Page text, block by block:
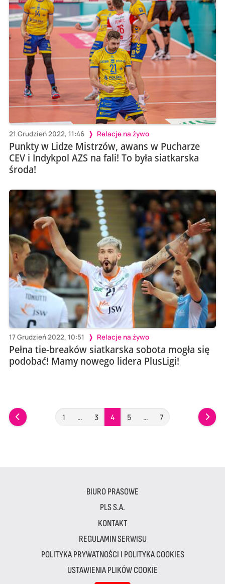
21 Grudzień 2022, 11:46 Relacje na żywo
Punkty w Lidze Mistrzów, awans w Pucharze
CEV i Indykpol AZS na fali! To była siatkarska
środa!
17 Grudzień 2022, 10:51 Relacje na żywo
Pełna tie-breaków siatkarska sobota mogła się
podobać! Mamy nowego lidera PlusLigi!
1 … 3 4 5 … 7
BIURO PRASOWE
PLS S.A.
KONTAKT
REGULAMIN SERWISU
POLITYKA PRYWATNOŚCI I POLITYKA COOKIES
USTAWIENIA PLIKÓW COOKIE